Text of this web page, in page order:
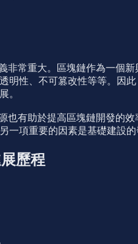
非常重大。區塊鏈作為一個
明性、不可篡改性等等。因
。
也有助於提高區塊鏈開發的
一項重要的因素是基礎建設
歷程